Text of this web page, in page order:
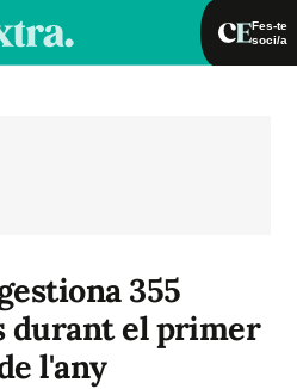
Fes-te
soci/a
355
durant el primer
l'any